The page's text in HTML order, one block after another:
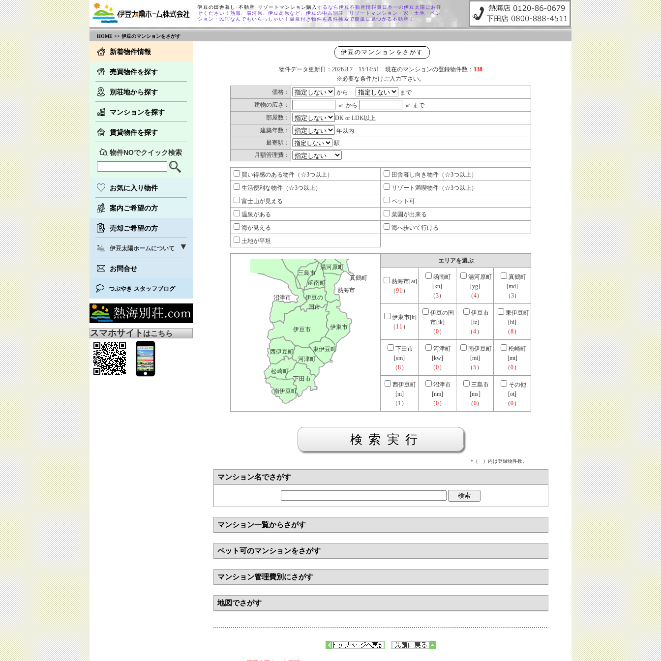
伊豆の田舎暮し･不動産･リゾートマンション購入 するなら伊豆不動産情報量日本一の伊豆太陽にお任
せください！熱海、湯河原、伊豆高原など、伊豆の中古別荘・リゾートマンション・家・土地・ペン
ション・民宿なんでもいらっしゃい！温泉付き物件も条件検索で簡単に見つかる不動産！
HOME >> 伊豆のマンションをさがす
新着物件情報
売買物件を探す
別荘地から探す
マンションを探す
賃貸物件を探す
物件NOでクイック検索
お気に入り物件
案内ご希望の方
売却ご希望の方
伊豆太陽ホームについて
お問合せ
つぶやき スタッフブログ
スマホサイトはこちら
伊豆のマンションをさがす
物件データ更新日：2026.8.7 15:14:51 現在のマンションの登録物件数： 138
※必要な条件だけご入力下さい。
価格：
から
まで
建物の広さ：
㎡ から
㎡ まで
部屋数：
DK or LDK以上
建築年数：
年以内
最寄駅：
駅
月額管理費：
買い得感のある物件（☆3つ以上）
田舎暮し向き物件（☆3つ以上）
生活便利な物件（☆3つ以上）
リゾート満喫物件（☆3つ以上）
富士山が見える
ペット可
温泉がある
菜園が出来る
海が見える
海へ歩いて行ける
土地が平坦
熱海市
真鶴町
湯河原町
函南町
三島市
沼津市
伊豆の
国市
伊豆市 伊東市
東伊豆町
河津町
西伊豆町
下田市
松崎町
南伊豆町
エリアを選ぶ
熱海市[at]
（91 ）
函南町
[kn]
（3）
湯河原町
[yg]
（4）
真鶴町
[md]
（3）
伊東市[it]
（ 11 ）
伊豆の国
市[ik]
（0 ）
伊豆市
[iz]
（4 ）
東伊豆町
[hi]
（8 ）
下田市
[sm]
（8 ）
河津町
[kw]
（0 ）
南伊豆町
[mi]
（5 ）
松崎町
[mt]
（0 ）
西伊豆町
[ni]
（ 1 ）
沼津市
[nm]
（0 ）
三島市
[ms]
（0）
その他
[ot]
（0 ）
*（ ）内は登録物件数。
マンション名でさがす
マンション一覧からさがす
ペット可のマンションをさがす
マンション管理費別にさがす
地図でさがす